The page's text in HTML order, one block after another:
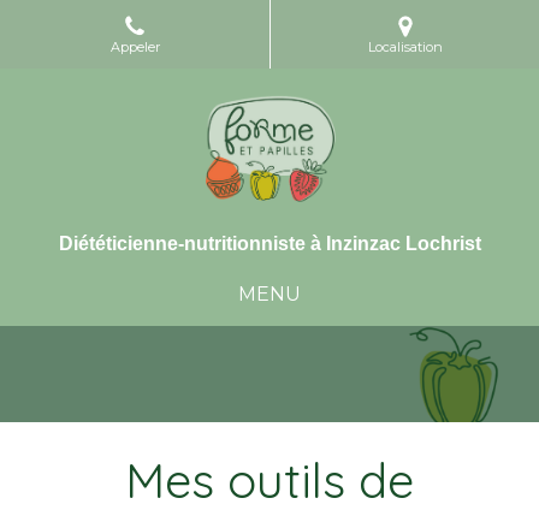
Appeler Localisation
Diététicienne-nutritionniste à Inzinzac Lochrist
MENU
Mes outils de